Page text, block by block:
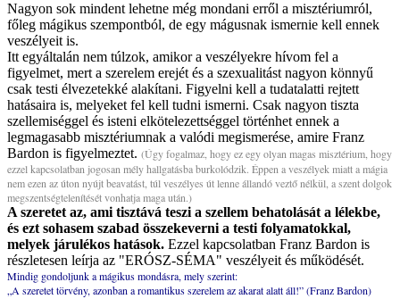
Nagyon sok mindent lehetne még mondani erről a misztériumról,
főleg mágikus szempontból, de egy mágusnak ismernie kell ennek
veszélyeit is.
Itt egyáltalán nem túlzok, amikor a veszélyekre hívom fel a
figyelmet, mert a szerelem erejét és a szexualitást nagyon könnyű
csak testi élvezetekké alakítani. Figyelni kell a tudatalatti rejtett
hatásaira is, melyeket fel kell tudni ismerni. Csak nagyon tiszta
szellemiséggel és isteni elkötelezettséggel történhet ennek a
legmagasabb misztériumnak a valódi megismerése, amire Franz
Bardon is figyelmeztet. (Úgy fogalmaz, hogy ez egy olyan magas misztérium, hogy
ezzel kapcsolatban jogosan mély hallgatásba burkolódzik. Éppen a veszélyek miatt a mágia
nem ezen az úton nyújt beavatást, túl veszélyes út lenne állandó veztő nélkül, a szent dolgok
megszentségtelenítését vonhatja maga után.)
A szeretet az, ami tisztává teszi a szellem behatolását a lélekbe,
és ezt sohasem szabad összekeverni a testi folyamatokkal,
melyek járulékos hatások. Ezzel kapcsolatban Franz Bardon is
részletesen leírja az "ERÓSZ-SÉMA" veszélyeit és működését.
Mindig gondoljunk a mágikus mondásra, mely szerint:
„A szeretet törvény, azonban a romantikus szerelem az akarat alatt áll!” (Franz Bardon)